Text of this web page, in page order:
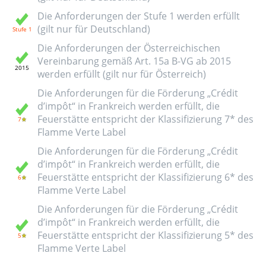
Die Anforderungen der Stufe 1 werden erfüllt
(gilt nur für Deutschland)
Die Anforderungen der Österreichischen
Vereinbarung gemäß Art. 15a B-VG ab 2015
werden erfüllt (gilt nur für Österreich)
Die Anforderungen für die Förderung „Crédit
d’impôt“ in Frankreich werden erfüllt, die
Feuerstätte entspricht der Klassifizierung 7* des
Flamme Verte Label
Die Anforderungen für die Förderung „Crédit
d’impôt“ in Frankreich werden erfüllt, die
Feuerstätte entspricht der Klassifizierung 6* des
Flamme Verte Label
Die Anforderungen für die Förderung „Crédit
d’impôt“ in Frankreich werden erfüllt, die
Feuerstätte entspricht der Klassifizierung 5* des
Flamme Verte Label